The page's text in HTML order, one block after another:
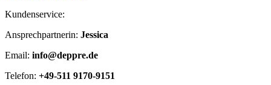
Kundenservice:
Ansprechpartnerin: Jessica
Email: info@deppre.de
Telefon: +49-511 9170-9151